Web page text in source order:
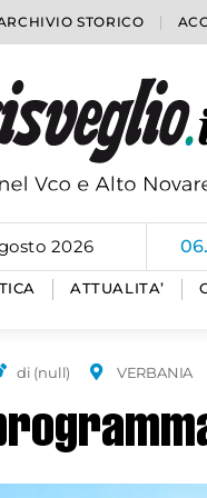
STORICO
2026
ATTUALITA’
di (null) VERBANIA